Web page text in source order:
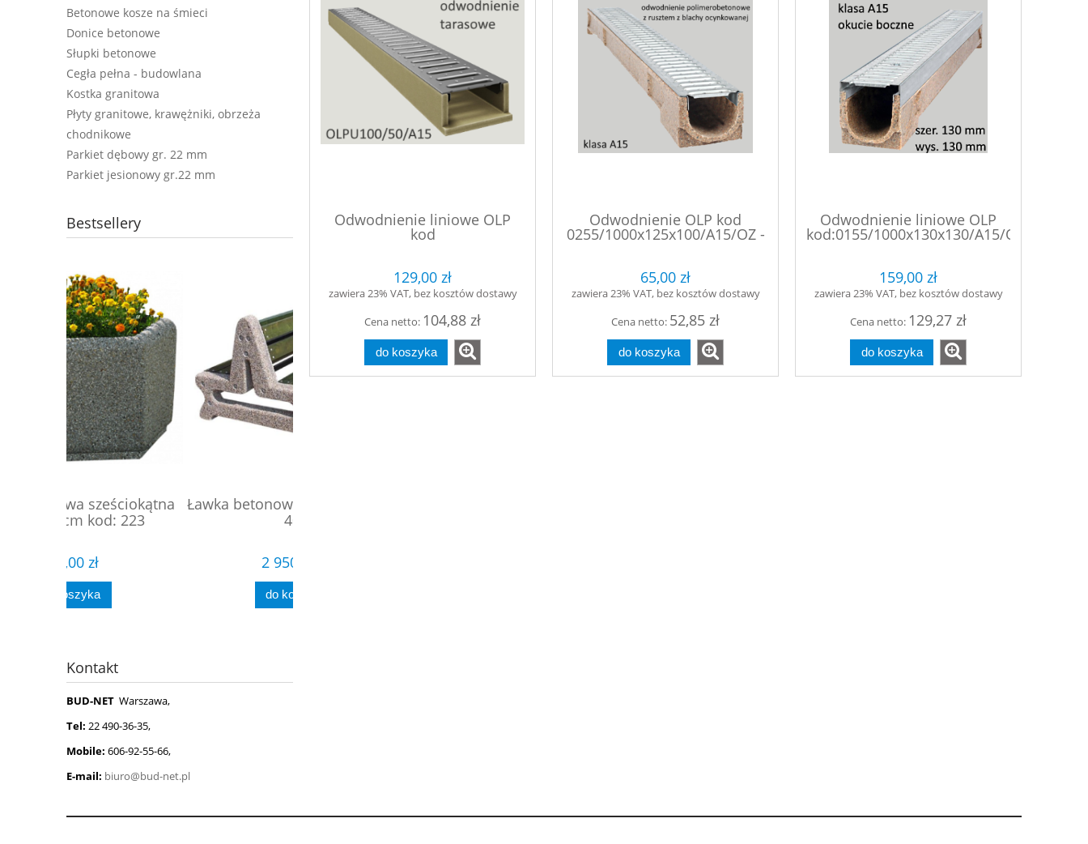
Betonowe kosze na śmieci
Donice betonowe
Słupki betonowe
Cegła pełna - budowlana
Kostka granitowa
Płyty granitowe, krawężniki, obrzeża
chodnikowe
Parkiet dębowy gr. 22 mm
Parkiet jesionowy gr.22 mm
Bestsellery
Ławka betonowa podwójna kod:
Kontakt
BUD-NET Warszawa,
Tel: 22 490-36-35,
Mobile: 606-92-55-66,
E-mail: biuro@bud-net.pl
Odwodnienie liniowe OLP
kod
129,00 zł
zawiera 23% VAT, bez kosztów dostawy
Cena netto: 104,88 zł
do koszyka
Odwodnienie OLP kod
0255/1000x125x100/A15/OZ -
65,00 zł
zawiera 23% VAT, bez kosztów dostawy
Cena netto: 52,85 zł
do koszyka
Odwodnienie liniowe OLP
kod:0155/1000x130x130/A15/OS
159,00 zł
zawiera 23% VAT, bez kosztów dostawy
Cena netto: 129,27 zł
do koszyka